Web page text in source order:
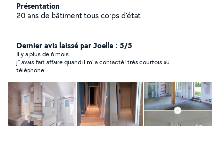
Présentation
20 ans de bâtiment tous corps d'état
Dernier avis laissé par Joelle : 5/5
Il y a plus de 6 mois
j'' avais fait affaire quand il m' a contacté! très courtois au
téléphone